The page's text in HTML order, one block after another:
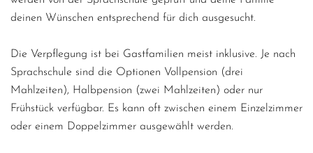
deinen Wünschen entsprechend für dich ausgesucht.
Die Verpflegung ist bei Gastfamilien meist inklusive. Je nach
Sprachschule sind die Optionen Vollpension (drei
Mahlzeiten), Halbpension (zwei Mahlzeiten) oder nur
Frühstück verfügbar. Es kann oft zwischen einem Einzelzimmer
oder einem Doppelzimmer ausgewählt werden.